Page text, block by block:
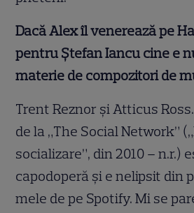
Dacă Alex îl venerează pe
pentru Ștefan Iancu cine e
materie de compozitori de
Trent Reznor și Atticus
de la „The Social Network”
socializare”, din 2010 – n.r.)
capodoperă și e nelipsit din
mele de pe Spotify. Mi se